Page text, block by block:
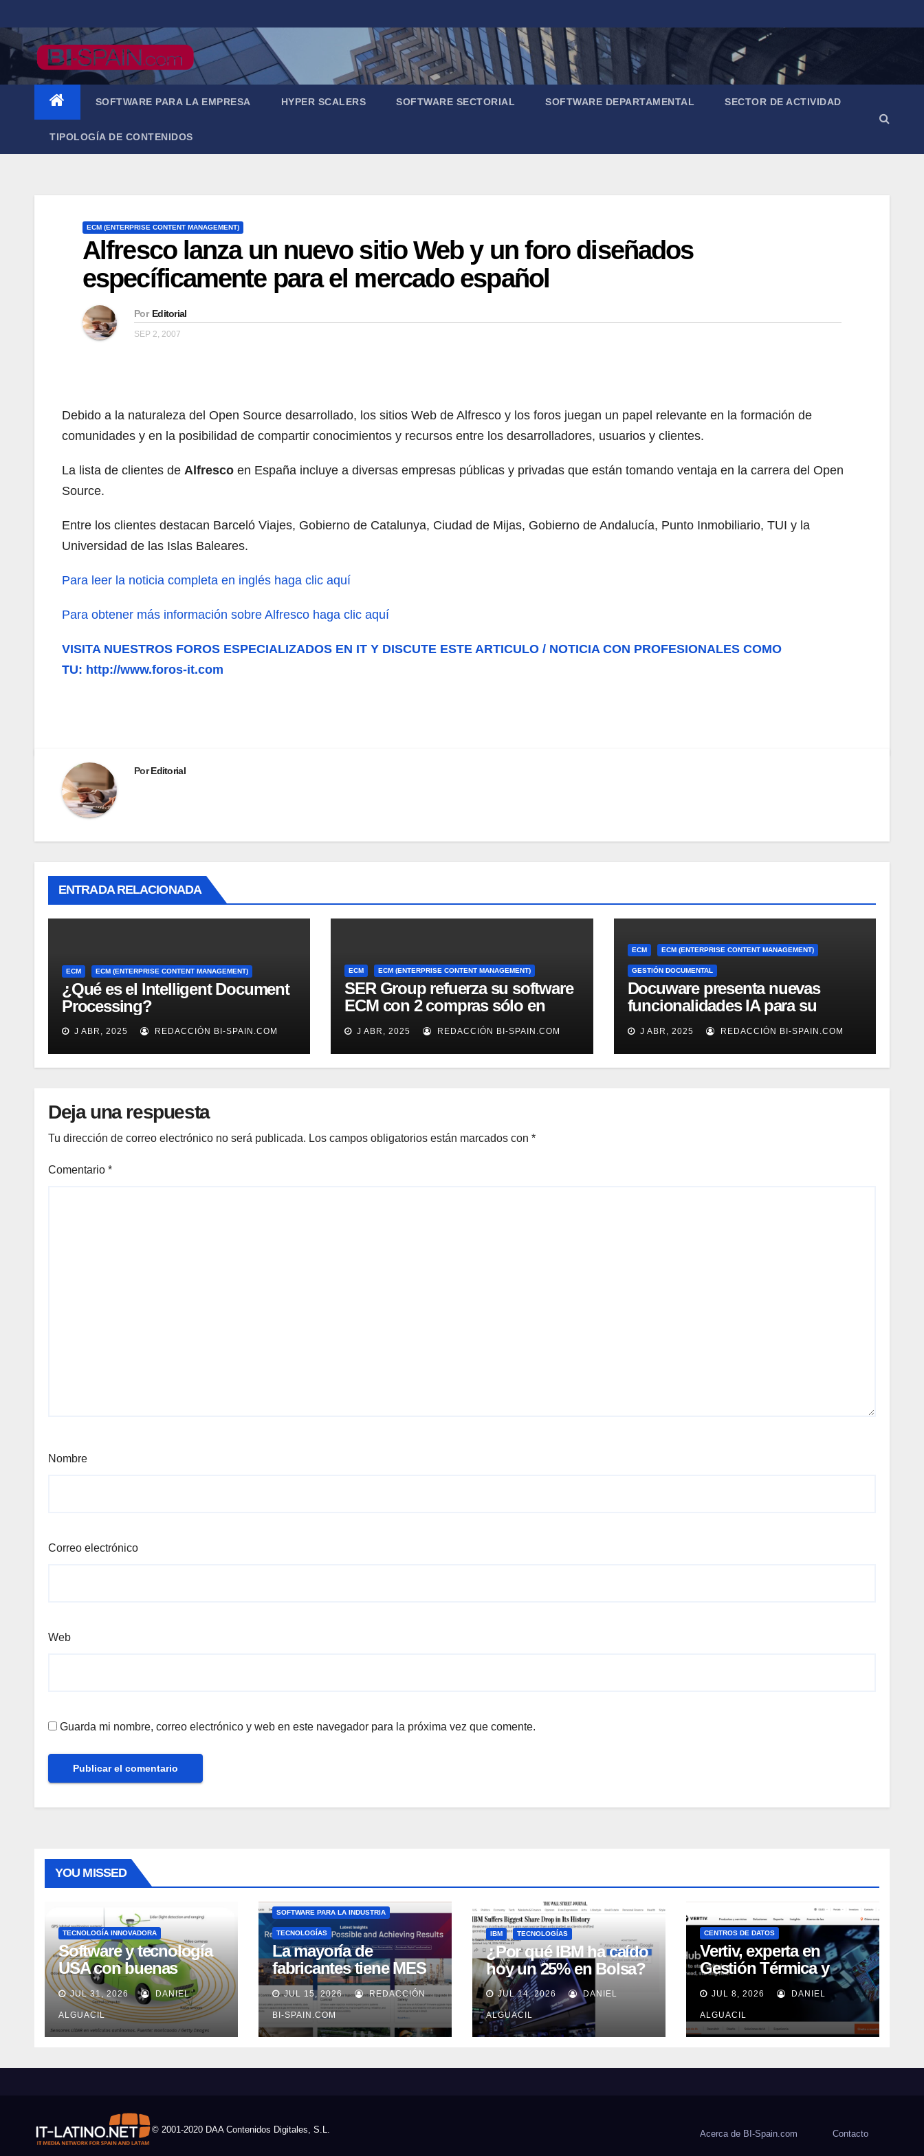
al
contenido
SOFTWARE PARA LA EMPRESA HYPER SCALERS SOFTWARE SECTORIAL SOFTWARE DEPARTAMENTAL SECTOR DE ACTIVIDAD
TIPOLOGÍA DE CONTENIDOS
ECM (ENTERPRISE CONTENT MANAGEMENT)
Alfresco lanza un nuevo sitio Web y un foro diseñados
específicamente para el mercado español
Por Editorial
SEP 2, 2007
Debido a la naturaleza del Open Source desarrollado, los sitios Web de Alfresco y los foros juegan un papel relevante en la formación de
comunidades y en la posibilidad de compartir conocimientos y recursos entre los desarrolladores, usuarios y clientes.
La lista de clientes de Alfresco en España incluye a diversas empresas públicas y privadas que están tomando ventaja en la carrera del Open
Source.
Entre los clientes destacan Barceló Viajes, Gobierno de Catalunya, Ciudad de Mijas, Gobierno de Andalucía, Punto Inmobiliario, TUI y la
Universidad de las Islas Baleares.
Para leer la noticia completa en inglés haga clic aquí
Para obtener más información sobre Alfresco haga clic aquí
VISITA NUESTROS FOROS ESPECIALIZADOS EN IT Y DISCUTE ESTE ARTICULO / NOTICIA CON PROFESIONALES COMO
TU: http://www.foros-it.com
PorEditorial
ENTRADA RELACIONADA
ECM ECM (ENTERPRISE CONTENT MANAGEMENT)
¿Qué es el Intelligent Document
Processing?
J ABR, 2025 REDACCIÓN BI-SPAIN.COM
ECM ECM (ENTERPRISE CONTENT MANAGEMENT)
SER Group refuerza su software
ECM con 2 compras sólo en
marzo
J ABR, 2025 REDACCIÓN BI-SPAIN.COM
ECM ECM (ENTERPRISE CONTENT MANAGEMENT)
GESTIÓN DOCUMENTAL
Docuware presenta nuevas
funcionalidades IA para su
gestión documental
J ABR, 2025 REDACCIÓN BI-SPAIN.COM
Deja una respuesta
Tu dirección de correo electrónico no será publicada. Los campos obligatorios están marcados con *
Comentario *
Nombre
Correo electrónico
Web
Guarda mi nombre, correo electrónico y web en este navegador para la próxima vez que comente.
YOU MISSED
TECNOLOGÍA INNOVADORA
Software y tecnología
USA con buenas
expectativas en ventas
en los próximos 2
años, según Market
Watch
JUL 31, 2026 DANIEL
ALGUACIL
SOFTWARE PARA LA INDUSTRIA
TECNOLOGÍAS
La mayoría de
fabricantes tiene MES
pero no lo usa
adecuadamente, según
Rockwell Automation
JUL 15, 2026 REDACCIÓN
BI-SPAIN.COM
IBM TECNOLOGÍAS
¿Por qué IBM ha caído
hoy un 25% en Bolsa?
JUL 14, 2026 DANIEL
ALGUACIL
CENTROS DE DATOS
Vertiv, experta en
Gestión Térmica y
energía de Centros de
Datos, sigue su
crecimiento imparable
JUL 8, 2026 DANIEL
ALGUACIL
© 2001-2020 DAA Contenidos Digitales, S.L. Acerca de BI-Spain.com Contacto